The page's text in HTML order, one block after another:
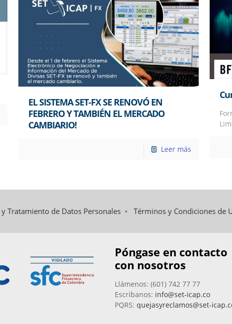
EL SISTEMA SET-FX SE RENOVÓ EN
FEBRERO Y TAMBIÉN EL MERCADO
CAMBIARIO!
Leer más
Tratamiento de Datos Personales •Términos y Condiciones de
Póngase en contacto
con nosotros
Llámenos: (601) 742 77 77
Escríbanos: info@set-icap.co
PQRS: quejasyreclamos@set-